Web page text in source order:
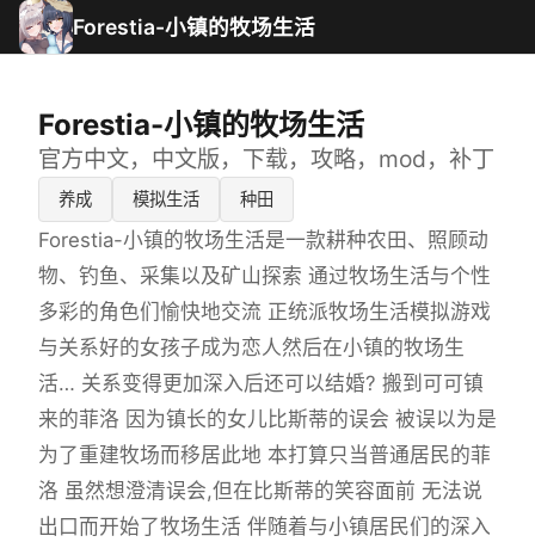
Forestia-小镇的牧场生活
Forestia-小镇的牧场生活
官方中文，中文版，下载，攻略，mod，补丁
养成 模拟生活 种田
Forestia-小镇的牧场生活是一款耕种农田、照顾动
物、钓鱼、采集以及矿山探索 通过牧场生活与个性
多彩的角色们愉快地交流 正统派牧场生活模拟游戏
与关系好的女孩子成为恋人然后在小镇的牧场生
活… 关系变得更加深入后还可以结婚? 搬到可可镇
来的菲洛 因为镇长的女儿比斯蒂的误会 被误以为是
为了重建牧场而移居此地 本打算只当普通居民的菲
洛 虽然想澄清误会,但在比斯蒂的笑容面前 无法说
出口而开始了牧场生活 伴随着与小镇居民们的深入